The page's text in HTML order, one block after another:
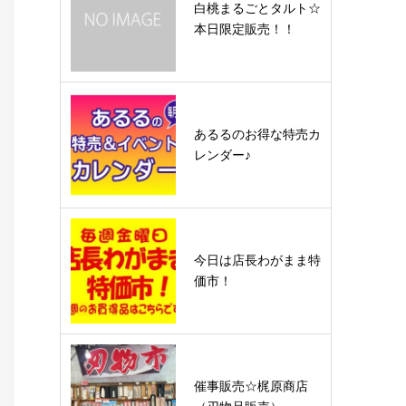
白桃まるごとタルト☆
本日限定販売！！
あるるのお得な特売カ
レンダー♪
今日は店長わがまま特
価市！
催事販売☆梶原商店